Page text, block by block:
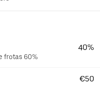
frotas 60%
40%
€50